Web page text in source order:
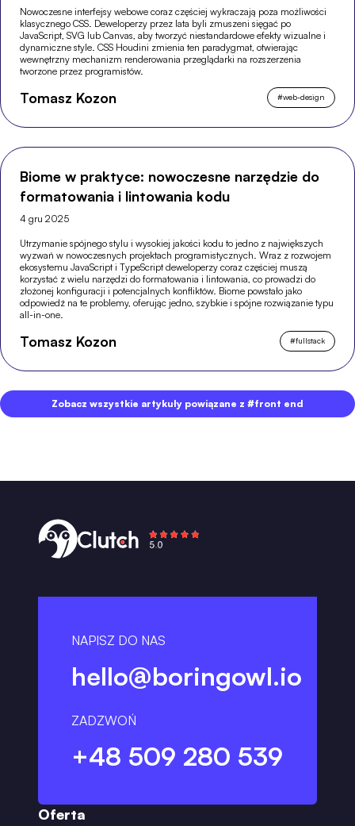
Nowoczesne interfejsy webowe coraz częściej wykraczają poza możliwości
klasycznego CSS. Deweloperzy przez lata byli zmuszeni sięgać po
JavaScript, SVG lub Canvas, aby tworzyć niestandardowe efekty wizualne i
dynamiczne style. CSS Houdini zmienia ten paradygmat, otwierając
wewnętrzny mechanizm renderowania przeglądarki na rozszerzenia
tworzone przez programistów.
Tomasz Kozon #web-design
Biome w praktyce: nowoczesne narzędzie do
formatowania i lintowania kodu
4 gru 2025
Utrzymanie spójnego stylu i wysokiej jakości kodu to jedno z największych
wyzwań w nowoczesnych projektach programistycznych. Wraz z rozwojem
ekosystemu JavaScript i TypeScript deweloperzy coraz częściej muszą
korzystać z wielu narzędzi do formatowania i lintowania, co prowadzi do
złożonej konfiguracji i potencjalnych konfliktów. Biome powstało jako
odpowiedź na te problemy, oferując jedno, szybkie i spójne rozwiązanie typu
all-in-one.
Tomasz Kozon #fullstack
Zobacz wszystkie artykuły powiązane z #front end
NAPISZ DO NAS
hello@boringowl.io
ZADZWOŃ
+48 509 280 539
Oferta